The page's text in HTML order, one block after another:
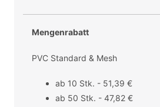
Mengenrabatt
PVC Standard & Mesh
ab 10 Stk. - 51,39 €
ab 50 Stk. - 47,82 €